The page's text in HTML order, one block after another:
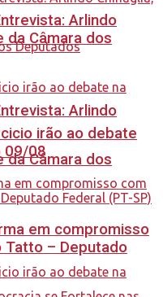
Arlindo
da Câmara dos
Arlindo
da Câmara dos
irão ao debate
09/08
em compromisso
Tatto – Deputado